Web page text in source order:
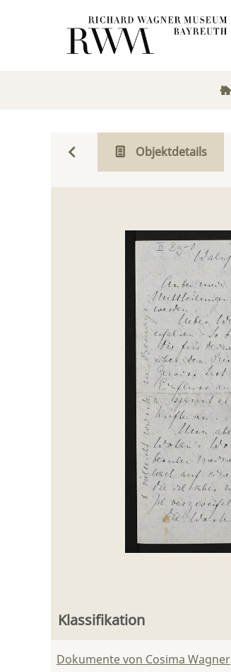
Objektdetails
Klassifikation
Dokumente von Cosima Wagner